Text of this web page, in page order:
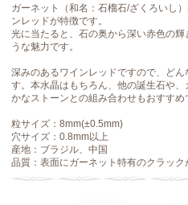
ガーネット（和名：石榴石/ざくろいし
ンレッドが特徴です。
光に当たると、石の奥から深い赤色の
うな魅力です。
深みのあるワインレッドですので、ど
す。本水晶はもちろん、他の誕生石や
かなストーンとの組み合わせもおすすめ
粒サイズ：8mm(±0.5mm)
穴サイズ：0.8mm以上
産地：ブラジル、中国
品質：表面にガーネット特有のクラック